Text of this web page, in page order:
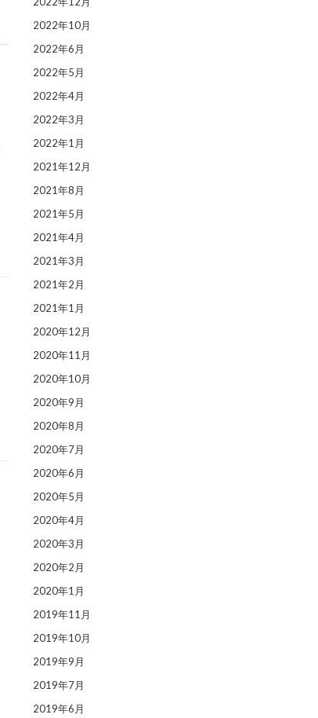
2022年10月
2022年6月
2022年5月
2022年4月
2022年3月
2022年1月
2021年12月
2021年8月
2021年5月
2021年4月
2021年3月
2021年2月
2021年1月
2020年12月
2020年11月
2020年10月
2020年9月
2020年8月
2020年7月
2020年6月
2020年5月
2020年4月
2020年3月
2020年2月
2020年1月
2019年11月
2019年10月
2019年9月
2019年7月
2019年6月